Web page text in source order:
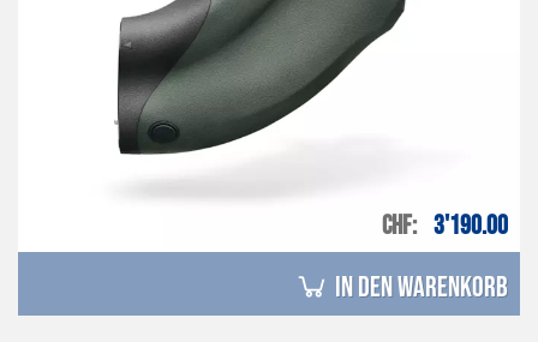
CHF 3'190.00
in den Warenkorb